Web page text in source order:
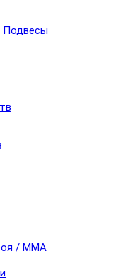
Подвесы
/ ММА